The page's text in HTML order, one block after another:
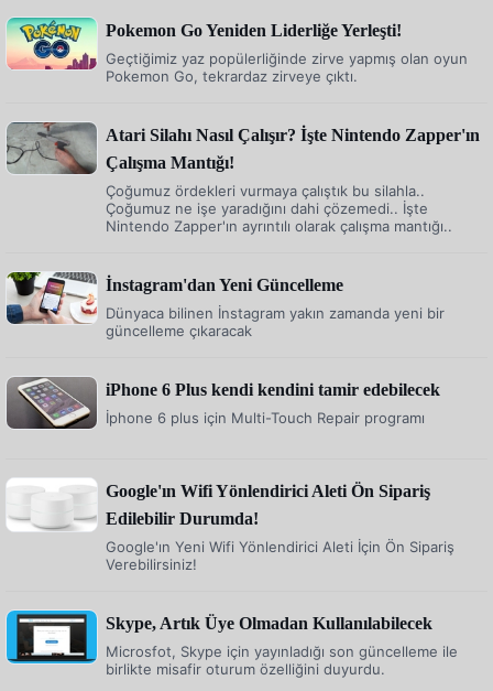
Pokemon Go Yeniden Liderliğe Yerleşti!
Geçtiğimiz yaz popülerliğinde zirve yapmış olan oyun
Pokemon Go, tekrardaz zirveye çıktı.
Atari Silahı Nasıl Çalışır? İşte Nintendo Zapper'ın
Çalışma Mantığı!
Çoğumuz ördekleri vurmaya çalıştık bu silahla..
Çoğumuz ne işe yaradığını dahi çözemedi.. İşte
Nintendo Zapper'ın ayrıntılı olarak çalışma mantığı..
İnstagram'dan Yeni Güncelleme
Dünyaca bilinen İnstagram yakın zamanda yeni bir
güncelleme çıkaracak
iPhone 6 Plus kendi kendini tamir edebilecek
İphone 6 plus için Multi-Touch Repair programı
Google'ın Wifi Yönlendirici Aleti Ön Sipariş
Edilebilir Durumda!
Google'ın Yeni Wifi Yönlendirici Aleti İçin Ön Sipariş
Verebilirsiniz!
Skype, Artık Üye Olmadan Kullanılabilecek
Microsfot, Skype için yayınladığı son güncelleme ile
birlikte misafir oturum özelliğini duyurdu.